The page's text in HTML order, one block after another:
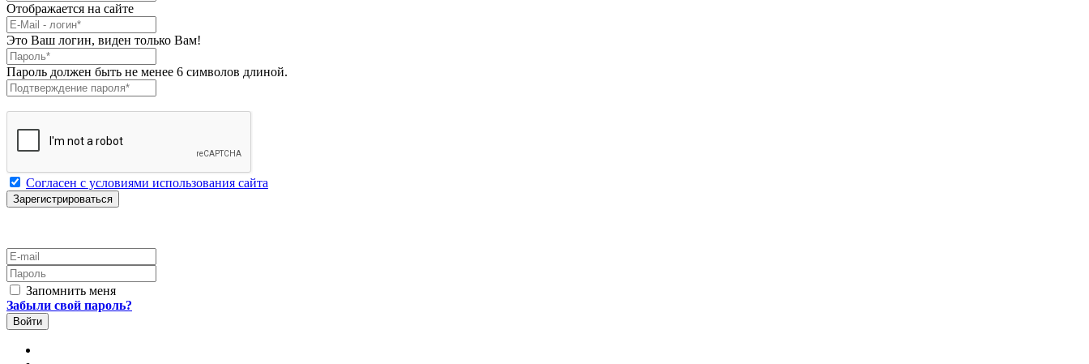
Отображается на сайте
E-Mail *
Это Ваш логин, виден только Вам!
Пароль*
Пароль должен быть не менее 6 символов длиной.
Подтверждение пароля
Согласен с условиями использования сайта
E-mail
Пароль
Запомнить меня
Забыли свой пароль?